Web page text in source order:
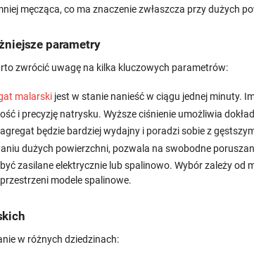
męcząca, co ma znaczenie zwłaszcza przy dużych
parametry
zwrócić uwagę na kilka kluczowych parametrów:
malarskijest w stanie nanieść w ciągu jednej minuty.
i precyzję natrysku. Wyższe ciśnienie umożliwia
będzie bardziej wydajny i poradzi sobie z
dużych powierzchni, pozwala na swobodne
zasilane elektrycznie lub spalinowo. Wybór zależy
modele spalinowe.
w różnych dziedzinach: